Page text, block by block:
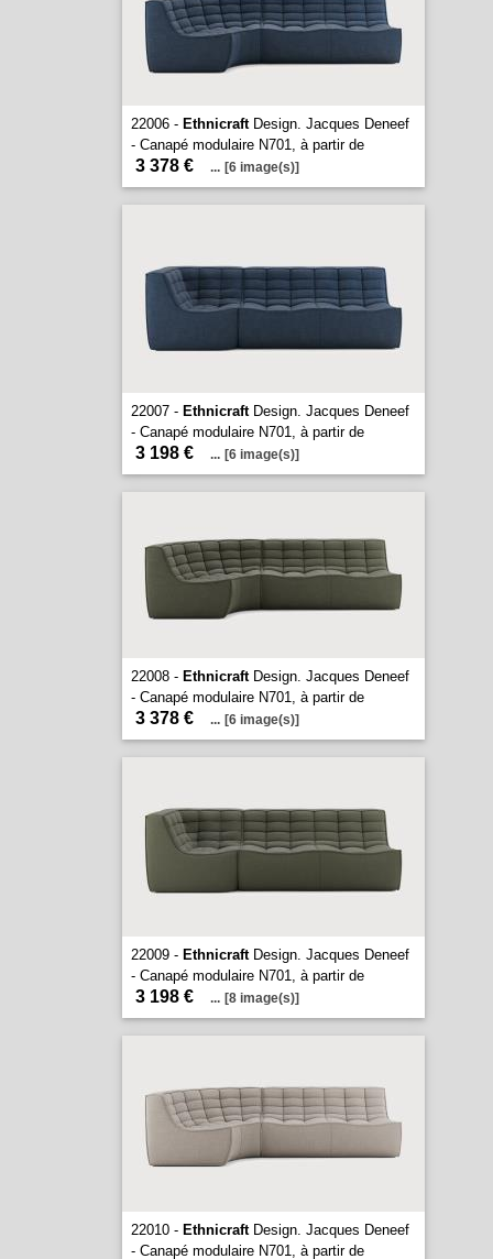
22006 - EthnicraftDesign. Jacques Deneef
- Canapé modulaire N701, à partir de
3 378 € ... [6 image(s)]
22007 - EthnicraftDesign. Jacques Deneef
- Canapé modulaire N701, à partir de
3 198 € ... [6 image(s)]
22008 - EthnicraftDesign. Jacques Deneef
- Canapé modulaire N701, à partir de
3 378 € ... [6 image(s)]
22009 - EthnicraftDesign. Jacques Deneef
- Canapé modulaire N701, à partir de
3 198 € ... [8 image(s)]
22010 - EthnicraftDesign. Jacques Deneef
- Canapé modulaire N701, à partir de